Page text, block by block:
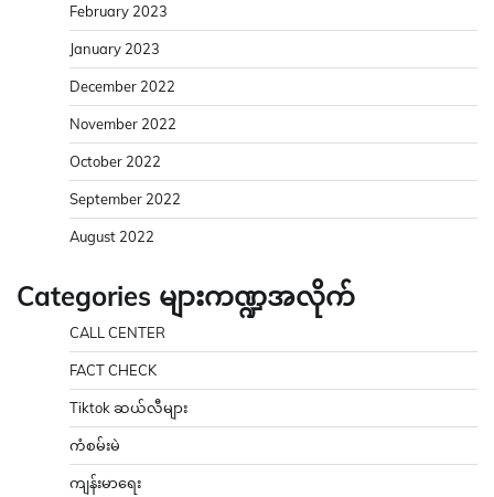
February 2023
January 2023
December 2022
November 2022
October 2022
September 2022
August 2022
Categories များကဏ္ဍအလိုက်
CALL CENTER
FACT CHECK
Tiktok ဆယ်လီများ
ကံစမ်းမဲ
ကျန်းမာရေး